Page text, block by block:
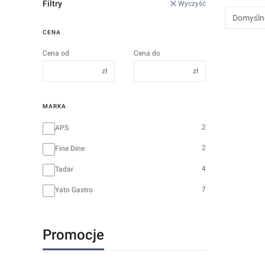
Filtry Wyczyść
CENA
Cena od
zł
Cena do
zł
MARKA
Marka
APS 2
Fine Dine 2
Tadar 4
Yato Gastro 7
Promocje